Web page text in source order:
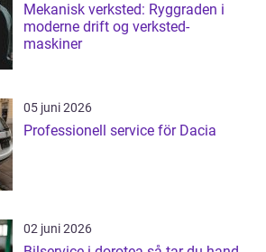
Mekanisk verksted: Ryggraden i
moderne drift og verksted-
maskiner
05 juni 2026
Professionell service för Dacia
02 juni 2026